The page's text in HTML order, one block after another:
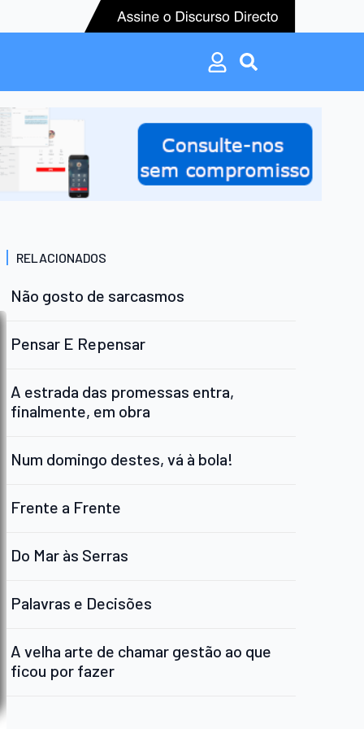
Search
Search
for:
RELACIONADOS
Não gosto de sarcasmos
Pensar E Repensar
A estrada das promessas entra,
finalmente, em obra
Num domingo destes, vá à bola!
Frente a Frente
Do Mar às Serras
Palavras e Decisões
A velha arte de chamar gestão ao que
ficou por fazer